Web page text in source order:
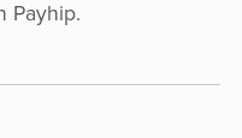
Payhip.